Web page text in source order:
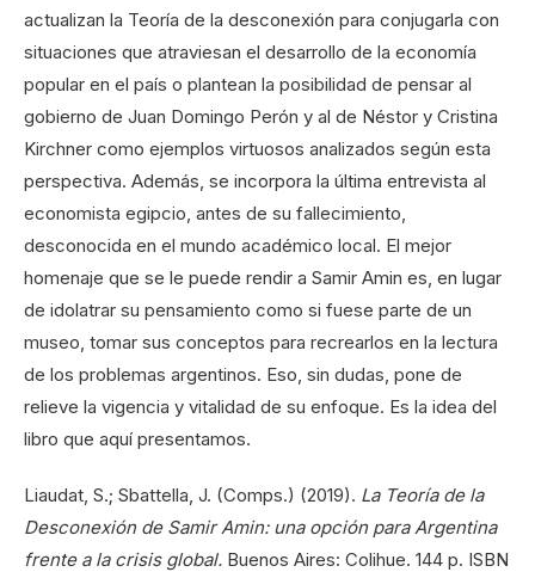
actualizan la Teoría de la desconexión para conjugarla con
situaciones que atraviesan el desarrollo de la economía
popular en el país o plantean la posibilidad de pensar al
gobierno de Juan Domingo Perón y al de Néstor y Cristina
Kirchner como ejemplos virtuosos analizados según esta
perspectiva. Además, se incorpora la última entrevista al
economista egipcio, antes de su fallecimiento,
desconocida en el mundo académico local. El mejor
homenaje que se le puede rendir a Samir Amin es, en lugar
de idolatrar su pensamiento como si fuese parte de un
museo, tomar sus conceptos para recrearlos en la lectura
de los problemas argentinos. Eso, sin dudas, pone de
relieve la vigencia y vitalidad de su enfoque. Es la idea del
libro que aquí presentamos.
Liaudat, S.; Sbattella, J. (Comps.) (2019). La Teoría de la
Desconexión de Samir Amin: una opción para Argentina
frente a la crisis global. Buenos Aires: Colihue. 144 p. ISBN